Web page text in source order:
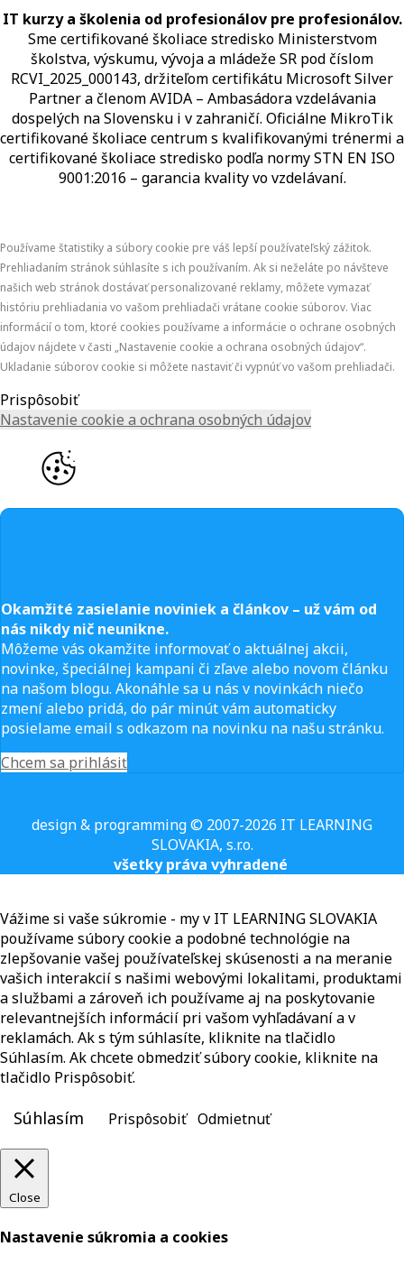
IT kurzy a školenia od profesionálov pre profesionálov.
Sme certifikované školiace stredisko Ministerstvom
školstva, výskumu, vývoja a mládeže SR pod číslom
RCVI_2025_000143, držiteľom certifikátu Microsoft Silver
Partner a členom AVIDA – Ambasádora vzdelávania
dospelých na Slovensku i v zahraničí.​​​​​​​​​​​​​​​​ Oficiálne MikroTik
certifikované školiace centrum s kvalifikovanými trénermi ​​​​​​​​​​a
certifikované školiace stredisko podľa normy STN EN ISO
9001:2016 – garancia kvality vo vzdelávaní.
Používame štatistiky a súbory cookie pre váš lepší používateľský zážitok.
Prehliadaním stránok súhlasíte s ich používaním. Ak si neželáte po návšteve
našich web stránok dostávať personalizované reklamy, môžete vymazať
históriu prehliadania vo vašom prehliadači vrátane cookie súborov. Viac
informácií o tom, ktoré cookies používame a informácie o ochrane osobných
údajov nájdete v časti „Nastavenie cookie a ochrana osobných údajov“.
Ukladanie súborov cookie si môžete nastaviť či vypnúť vo vašom prehliadači.
Prispôsobiť
Nastavenie cookie a ochrana osobných údajov
Okamžité zasielanie noviniek a článkov – už vám od
nás nikdy nič neunikne.
Môžeme vás okamžite informovať o aktuálnej akcii,
novinke, špeciálnej kampani či zľave alebo novom článku
na našom blogu. Akonáhle sa u nás v novinkách niečo
zmení alebo pridá, do pár minút vám automaticky
posielame email s odkazom na novinku na našu stránku.
Chcem sa prihlásiť
design & programming © 2007-2026 IT LEARNING
SLOVAKIA, s.r.o.
všetky práva vyhradené
Vážime si vaše súkromie - my v IT LEARNING SLOVAKIA
používame súbory cookie a podobné technológie na
zlepšovanie vašej používateľskej skúsenosti a na meranie
vašich interakcií s našimi webovými lokalitami, produktami
a službami a zároveň ich používame aj na poskytovanie
relevantnejších informácií pri vašom vyhľadávaní a v
reklamách. Ak s tým súhlasíte, kliknite na tlačidlo
Súhlasím. Ak chcete obmedziť súbory cookie, kliknite na
tlačidlo Prispôsobiť.
Súhlasím Prispôsobiť Odmietnuť
Close
Nastavenie súkromia a cookies